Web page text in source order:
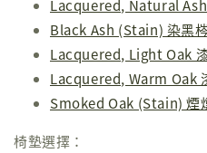
Lacquered, Natural
Black Ash (Stain) 染黑
Lacquered, Light Oak
Lacquered, Warm Oak
Smoked Oak (Stain) 煙
椅墊選擇：